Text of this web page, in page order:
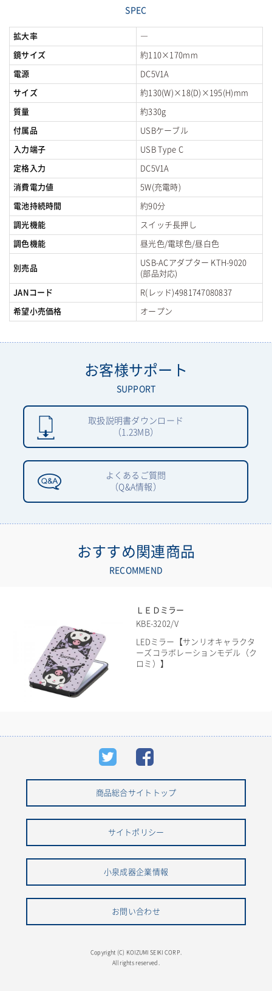
SPEC
拡大率 ―
鏡サイズ 約110×170mm
電源 DC5V1A
サイズ 約130(W)×18(D)×195(H)mm
質量 約330g
付属品 USBケーブル
入力端子 USB Type C
定格入力 DC5V1A
消費電力値 5W(充電時)
電池持続時間 約90分
調光機能 スイッチ長押し
調色機能 昼光色/電球色/昼白色
別売品
USB-ACアダプター KTH-9020
(部品対応)
JANコード R(レッド)4981747080837
希望小売価格 オープン
お客様サポート
SUPPORT
取扱説明書ダウンロード
（1.23MB）
よくあるご質問
（Q&A情報）
おすすめ関連商品
RECOMMEND
ＬＥＤミラー
KBE-3202/V
LEDミラー【サンリオキャラクタ
ーズコラボレーションモデル（ク
ロミ）】
商品総合サイトトップ
サイトポリシー
小泉成器企業情報
お問い合わせ
Copyright (C) KOIZUMI SEIKI CORP.
All rights reserved.